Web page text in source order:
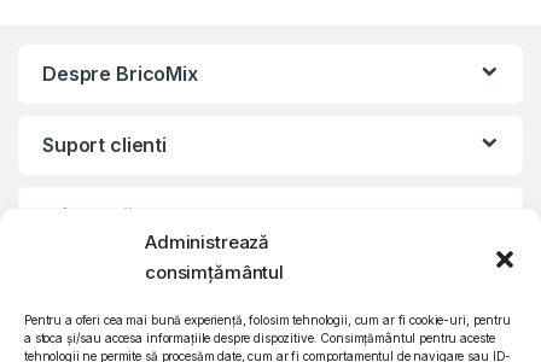
Administrează
consimțământul
Pentru a oferi cea mai bună experiență, folosim tehnologii, cum ar fi cookie-uri, pentru
a stoca și/sau accesa informațiile despre dispozitive. Consimțământul pentru aceste
tehnologii ne permite să procesăm date, cum ar fi comportamentul de navigare sau ID-
Despre BricoMix
Suport clienti
Informatii legale
©2010 – 2024 Quattro SRL